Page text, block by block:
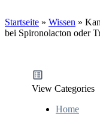
Startseite » Wissen »
bei Spironolacton oder
View Categories
Home